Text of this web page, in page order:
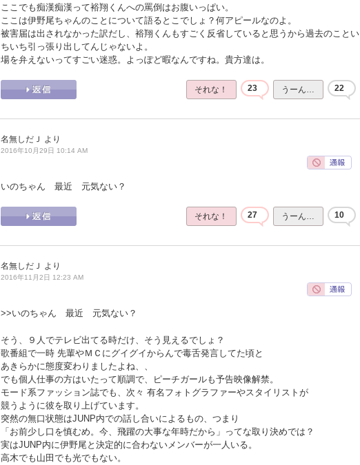
ここでも痴漢痴漢って裕翔くんへの罵倒はお腹いっぱい。
ここは伊野尾ちゃんのことについて語るとこでしょ？何アピールなのよ。
被害届は出されなかった訳だし、裕翔くんもすごく反省していると思うから過去のことい
ちいち引っ張り出してんじゃないよ。
場を弁えないってすごい迷惑。よっぽど暇なんですね。貴方達は。
それな！ 23 うーん… 22
名無しだＪ より
2016年10月29日 10:14 AM
いのちゃん 最近 元気ない？
それな！ 27 うーん… 10
名無しだＪ より
2016年11月2日 12:23 AM
>>いのちゃん 最近 元気ない？
そう、９人でテレビ出てる時だけ、そう見えるでしょ？
歌番組で一時 先輩やＭＣにグイグイからんで毒舌発言してた頃と
あきらかに態度変わりましたよね、、
でも個人仕事の方はいたって順調で、ピーチガールも予告映像解禁。
モード系ファッション誌でも、次々 有名フォトグラファーやスタイリストが
競うように彼を取り上げています。
突然の無口状態はJUNP内での話し合いによるもの、つまり
「お前少し口を慎むめ。今、飛躍の大事な年時だから」ってな取り決めでは？
実はJUNP内に伊野尾と決定的に合わないメンバーが一人いる。
高木でも山田でも光でもない。